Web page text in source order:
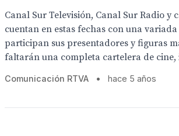
Canal Sur Televisión, Canal Sur Radio y
cuentan en estas fechas con una
participan sus presentadores y figuras
faltarán una completa cartelera de cine,
Comunicación RTVA • hace 5 años